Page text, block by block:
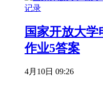
国家开放大
作业5答案
4月10日 09:26